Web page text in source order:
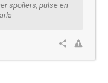
spoilers, pulse en